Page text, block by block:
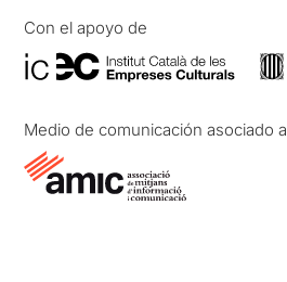
Con el apoyo de
Medio de comunicación asociado a